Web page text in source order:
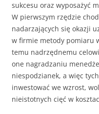
sukcesu oraz wyposażyć
W pierwszym rzędzie
nadarzających się okazji
w firmie metody pomiaru
temu nadrzędnemu
one nagra­dzaniu
niespodzianek, a więc
inwestować we wzrost,
nieistotnych cięć w